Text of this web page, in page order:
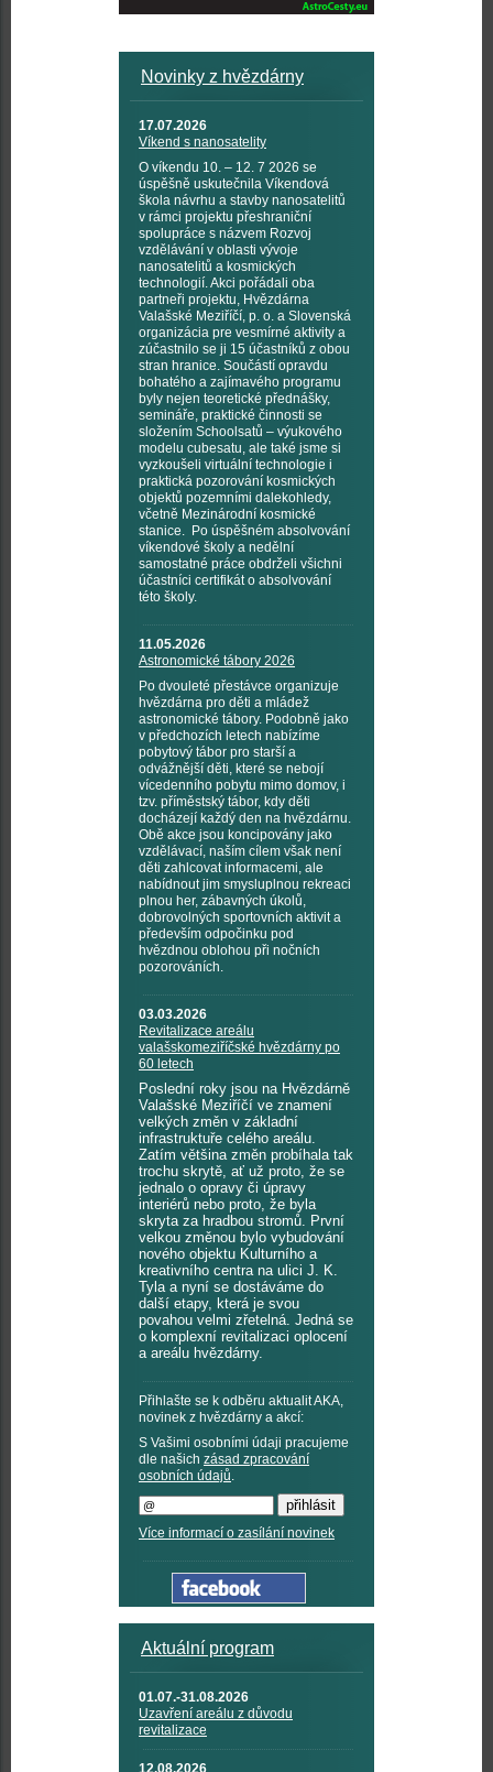
Novinky z hvězdárny
17.07.2026
Víkend s nanosatelity
O víkendu 10. – 12. 7 2026 se
úspěšně uskutečnila Víkendová
škola návrhu a stavby nanosatelitů
v rámci projektu přeshraniční
spolupráce s názvem Rozvoj
vzdělávání v oblasti vývoje
nanosatelitů a kosmických
technologií. Akci pořádali oba
partneři projektu, Hvězdárna
Valašské Meziříčí, p. o. a Slovenská
organizácia pre vesmírné aktivity a
zúčastnilo se ji 15 účastníků z obou
stran hranice. Součástí opravdu
bohatého a zajímavého programu
byly nejen teoretické přednášky,
semináře, praktické činnosti se
složením Schoolsatů – výukového
modelu cubesatu, ale také jsme si
vyzkoušeli virtuální technologie i
praktická pozorování kosmických
objektů pozemními dalekohledy,
včetně Mezinárodní kosmické
stanice. Po úspěšném absolvování
víkendové školy a nedělní
samostatné práce obdrželi všichni
účastníci certifikát o absolvování
této školy.
11.05.2026
Astronomické tábory 2026
Po dvouleté přestávce organizuje
hvězdárna pro děti a mládež
astronomické tábory. Podobně jako
v předchozích letech nabízíme
pobytový tábor pro starší a
odvážnější děti, které se nebojí
vícedenního pobytu mimo domov, i
tzv. příměstský tábor, kdy děti
docházejí každý den na hvězdárnu.
Obě akce jsou koncipovány jako
vzdělávací, naším cílem však není
děti zahlcovat informacemi, ale
nabídnout jim smysluplnou rekreaci
plnou her, zábavných úkolů,
dobrovolných sportovních aktivit a
především odpočinku pod
hvězdnou oblohou při nočních
pozorováních.
03.03.2026
Revitalizace areálu
valašskomeziříčské hvězdárny po
60 letech
Poslední roky jsou na Hvězdárně
Valašské Meziříčí ve znamení
velkých změn v základní
infrastruktuře celého areálu.
Zatím většina změn probíhala tak
trochu skrytě, ať už proto, že se
jednalo o opravy či úpravy
interiérů nebo proto, že byla
skryta za hradbou stromů. První
velkou změnou bylo vybudování
nového objektu Kulturního a
kreativního centra na ulici J. K.
Tyla a nyní se dostáváme do
další etapy, která je svou
povahou velmi zřetelná. Jedná se
o komplexní revitalizaci oplocení
a areálu hvězdárny.
Přihlašte se k odběru aktualit AKA,
novinek z hvězdárny a akcí:
S Vašimi osobními údaji pracujeme
dle našich zásad zpracování
osobních údajů.
Více informací o zasílání novinek
Aktuální program
01.07.-31.08.2026
Uzavření areálu z důvodu
revitalizace
12.08.2026